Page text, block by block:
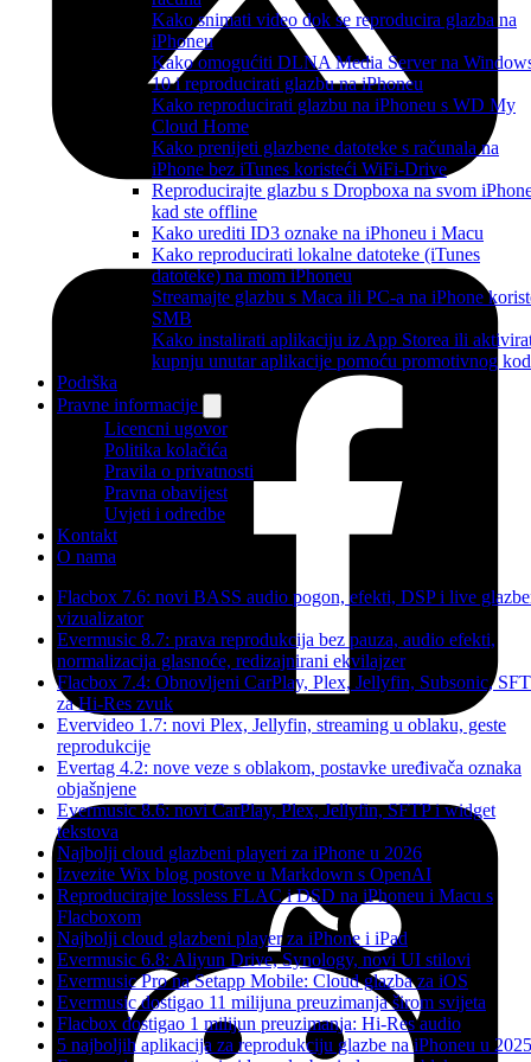
Kako snimati video dok se reproducira glazba na
iPhoneu
Kako omogućiti DLNA Media Server na
10 i reproducirati glazbu na iPhoneu
Kako reproducirati glazbu na iPhoneu s WD My
Cloud Home
Kako prenijeti glazbene datoteke s računala na
iPhone bez iTunes koristeći WiFi-Drive
Reproducirajte glazbu s Dropboxa na svom
kad ste offline
Kako urediti ID3 oznake na iPhoneu i Macu
Kako reproducirati lokalne datoteke (iTunes
datoteke) na mom iPhoneu
Streamajte glazbu s Maca ili PC-a na iPhone
SMB
Kako instalirati aplikaciju iz App Storea ili
kupnju unutar aplikacije pomoću promotivnog
Podrška
Pravne informacije
Licencni ugovor
Politika kolačića
Pravila o privatnosti
Pravna obavijest
Uvjeti i odredbe
Kontakt
O nama
Flacbox 7.6: novi BASS audio pogon, efekti, DSP i live
vizualizator
Evermusic 8.7: prava reprodukcija bez pauza, audio efekti,
normalizacija glasnoće, redizajnirani ekvilajzer
Flacbox 7.4: Obnovljeni CarPlay, Plex, Jellyfin, Subsonic,
za Hi-Res zvuk
Evervideo 1.7: novi Plex, Jellyfin, streaming u oblaku, geste
reprodukcije
Evertag 4.2: nove veze s oblakom, postavke uređivača oznaka
objašnjene
Evermusic 8.6: novi CarPlay, Plex, Jellyfin, SFTP i widget
tekstova
Najbolji cloud glazbeni playeri za iPhone u 2026
Izvezite Wix blog postove u Markdown s OpenAI
Reproducirajte lossless FLAC i DSD na iPhoneu i Macu s
Flacboxom
Najbolji cloud glazbeni player za iPhone i iPad
Evermusic 6.8: Aliyun Drive, Synology, novi UI stilovi
Evermusic Pro na Setapp Mobile: Cloud glazba za iOS
Evermusic dostigao 11 milijuna preuzimanja širom svijeta
Flacbox dostigao 1 milijun preuzimanja: Hi-Res audio
5 najboljih aplikacija za reprodukciju glazbe na iPhoneu u